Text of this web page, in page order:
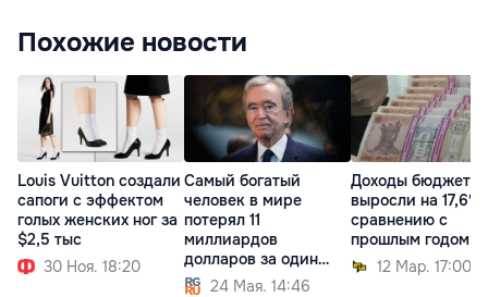
Похожие новости
Louis Vuitton создали
сапоги с эффектом
голых женских ног за
$2,5 тыс
30 Ноя. 18:20
Самый богатый
человек в мире
потерял 11
миллиардов
долларов за один
день24 Мая. 14:46
Доходы бюджета
выросли на 17,6%
сравнению с
прошлым годом
12 Мар. 17:00